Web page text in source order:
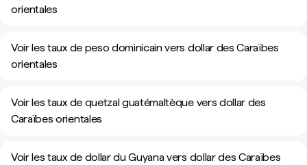
orientales
Voir les taux de peso dominicain vers dollar des Caraïbes
orientales
Voir les taux de quetzal guatémaltèque vers dollar des
Caraïbes orientales
Voir les taux de dollar du Guyana vers dollar des Caraïbes